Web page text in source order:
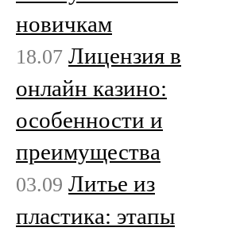
новичкам
18.07 Лицензия в
онлайн казино:
особенности и
преимущества
03.09 Литье из
пластика: этапы